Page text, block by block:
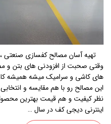
تهیه آسان مصالح کفسازی صنعتی
وقتی صحبت از افزودنی های بتن
های کاشی و سرامیک میشه همیشه
این مصالح رو با هم مقایسه و
نظر کیفیت و هم قیمت بهترین
اینترنی دیجی کف در سال …